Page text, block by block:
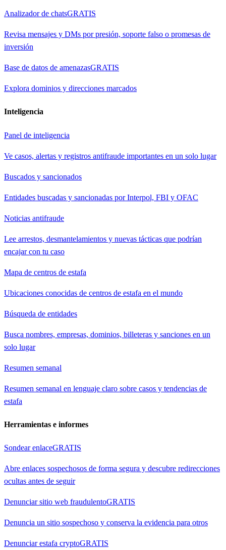
Analizador de chatsGRATIS
Revisa mensajes y DMs por presión, soporte falso o promesas de
inversión
Base de datos de amenazasGRATIS
Explora dominios y direcciones marcados
Inteligencia
Panel de inteligencia
Ve casos, alertas y registros antifraude importantes en un solo lugar
Buscados y sancionados
Entidades buscadas y sancionadas por Interpol, FBI y OFAC
Noticias antifraude
Lee arrestos, desmantelamientos y nuevas tácticas que podrían
encajar con tu caso
Mapa de centros de estafa
Ubicaciones conocidas de centros de estafa en el mundo
Búsqueda de entidades
Busca nombres, empresas, dominios, billeteras y sanciones en un
solo lugar
Resumen semanal
Resumen semanal en lenguaje claro sobre casos y tendencias de
estafa
Herramientas e informes
Sondear enlaceGRATIS
Abre enlaces sospechosos de forma segura y descubre redirecciones
ocultas antes de seguir
Denunciar sitio web fraudulentoGRATIS
Denuncia un sitio sospechoso y conserva la evidencia para otros
Denunciar estafa cryptoGRATIS